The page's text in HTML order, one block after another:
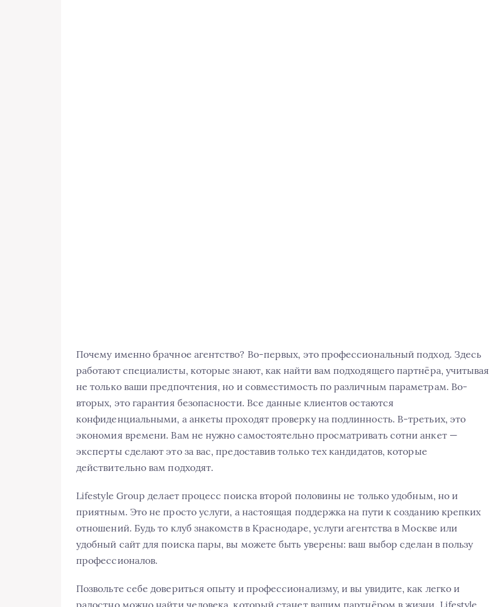
Почему именно брачное агентство? Во-первых, это профессиональный подход. Здесь
работают специалисты, которые знают, как найти вам подходящего партнёра, учитывая
не только ваши предпочтения, но и совместимость по различным параметрам. Во-
вторых, это гарантия безопасности. Все данные клиентов остаются
конфиденциальными, а анкеты проходят проверку на подлинность. В-третьих, это
экономия времени. Вам не нужно самостоятельно просматривать сотни анкет —
эксперты сделают это за вас, предоставив только тех кандидатов, которые
действительно вам подходят.
Lifestyle Group делает процесс поиска второй половины не только удобным, но и
приятным. Это не просто услуги, а настоящая поддержка на пути к созданию крепких
отношений. Будь то клуб знакомств в Краснодаре, услуги агентства в Москве или
удобный сайт для поиска пары, вы можете быть уверены: ваш выбор сделан в пользу
профессионалов.
Позвольте себе довериться опыту и профессионализму, и вы увидите, как легко и
радостно можно найти человека, который станет вашим партнёром в жизни. Lifestyle